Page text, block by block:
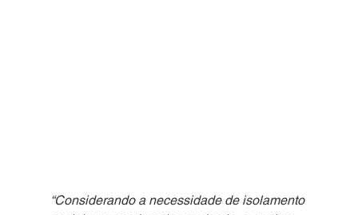
“Considerando a necessidade de isolamento